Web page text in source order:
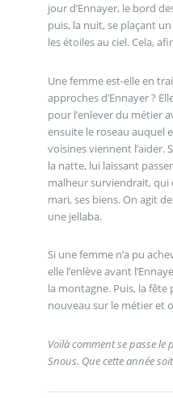
jour d’Ennayer, le bord
puis, la nuit, se plaçant
les étoiles au ciel. Cela,
Une femme est-elle en
approches d’Ennayer ?
pour l’enlever du métier
ensuite le roseau auquel
voisines viennent l’aider.
la natte, lui laissant
malheur surviendrait, qui
mari, ses biens. On agit
une jellaba.
Si une femme n’a pu
elle l’enlève avant
la montagne. Puis, la fête
nouveau sur le métier et
Voilà comment se passe le
Snous. Que cette année